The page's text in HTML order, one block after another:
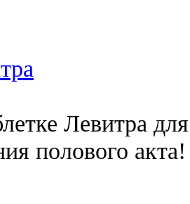
Левитра
полового акта!